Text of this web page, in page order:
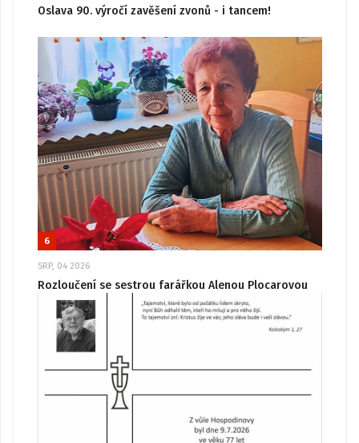
Oslava 90. výročí zavěšení zvonů - i tancem!
6
SRP, 04 2026
Rozloučení se sestrou farářkou Alenou Plocarovou